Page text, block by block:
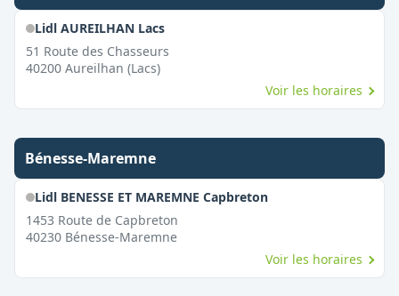
Lidl AUREILHAN Lacs
51 Route des Chasseurs
40200 Aureilhan (Lacs)
Voir les horaires
Bénesse-Maremne
Lidl BENESSE ET MAREMNE Capbreton
1453 Route de Capbreton
40230 Bénesse-Maremne
Voir les horaires